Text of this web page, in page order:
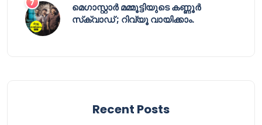
മെഗാസ്റ്റാർ മമ്മൂട്ടിയുടെ കണ്ണൂർ
സ്‌ക്വാഡ് ; റിവ്യൂ വായിക്കാം.
Recent Posts